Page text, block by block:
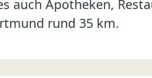
auch Apotheken,
rund 35 km.